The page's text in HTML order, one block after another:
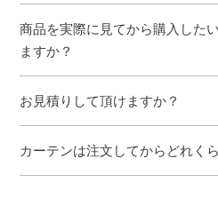
商品を実際に見てから購入した
ますか？
お見積りして頂けますか？
カーテンは注文してからどれく